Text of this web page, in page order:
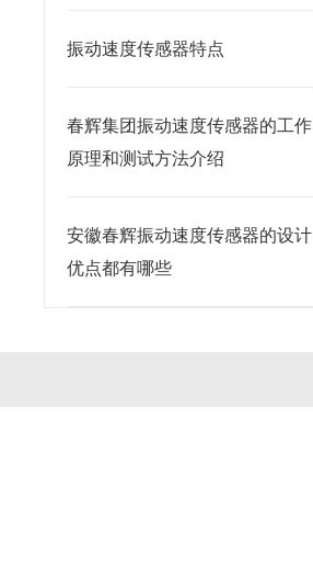
振动速度传感器特点
春辉集团振动速度传感器的工作
原理和测试方法介绍
安徽春辉振动速度传感器的设计
优点都有哪些